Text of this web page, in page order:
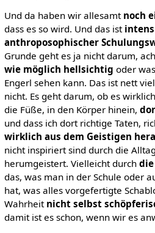
Und da haben wir allesamt noch
dass es so wird. Und das ist
anthroposophischer
Grunde geht es ja nicht darum,
wie möglich hellsichtig oder
Engerl sehen kann. Das ist nett
nicht. Es geht darum, ob es
die Füße, in den Körper hinein,
und dass ich dort richtige Taten,
wirklich aus dem Geistigen
nicht inspiriert sind durch die
herumgeistert. Vielleicht durch
das, was man in der Schule oder
hat, was alles vorgefertigte
Wahrheit nicht selbst
damit ist es schon, wenn wir es